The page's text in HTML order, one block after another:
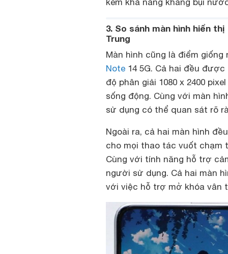
3. So sánh màn hình hiển
Trung
Màn hình cũng là điểm
Note 14 5G. Cả hai đều
độ phân giải 1080 x 2400
sống động. Cùng với màn
sử dụng có thể quan sát rõ
Ngoài ra, cả hai màn hình
cho mọi thao tác vuốt
Cùng với tính năng hỗ trợ
người sử dụng. Cả hai màn
với việc hỗ trợ mở khóa vân